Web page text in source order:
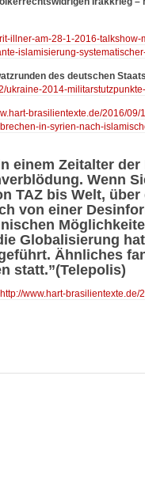
illner-am-28-1-2016-
islamisierung-
des deutschen
ukraine-2014-
brasilientexte.de/2016/
in-syrien-nach-
einem Zeitalter
Wenn
TAZ bis Welt,
von einer
Globalisierung
Ähnliches
statt.”(Telepolis)
http://www.hart-